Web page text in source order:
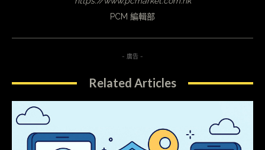
PCM 編輯部
- 廣告 -
Related Articles